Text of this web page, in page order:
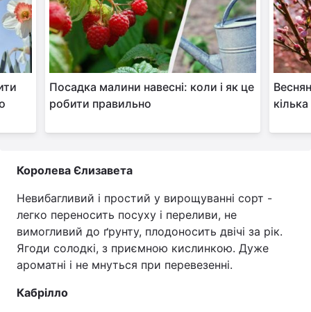
Посадка малини навесні: коли і як це
робити правильно
Королева Єлизавета
Невибагливий і простий у вирощуванні сорт -
легко переносить посуху і переливи, не
вимогливий до ґрунту, плодоносить двічі за рік.
Ягоди солодкі, з приємною кислинкою. Дуже
ароматні і не мнуться при перевезенні.
Кабрілло